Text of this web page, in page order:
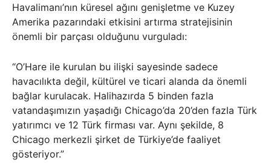
Havalimanı’nın küresel ağını genişletme ve Kuzey
Amerika pazarındaki etkisini artırma stratejisinin
önemli bir parçası olduğunu vurguladı:
“O’Hare ile kurulan bu ilişki sayesinde sadece
havacılıkta değil, kültürel ve ticari alanda da önemli
bağlar kurulacak. Halihazırda 5 binden fazla
vatandaşımızın yaşadığı Chicago’da 20’den fazla Türk
yatırımcı ve 12 Türk firması var. Aynı şekilde, 8
Chicago merkezli şirket de Türkiye’de faaliyet
gösteriyor.”